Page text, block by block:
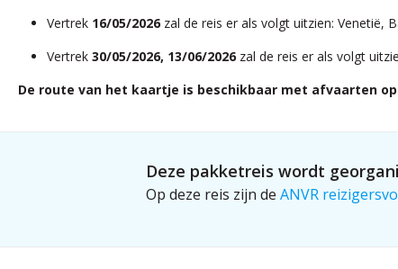
Vertrek 16/05/2026 zal de reis er als volgt uitzien: Venetië,
Vertrek 30/05/2026, 13/06/2026 zal de reis er als volgt
De route van het kaartje is beschikbaar met afvaarten op
Deze pakketreis wordt
Op deze reis zijn de ANVR